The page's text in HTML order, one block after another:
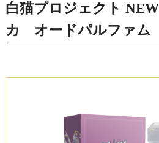
白猫プロジェクト
カ オードパルファム